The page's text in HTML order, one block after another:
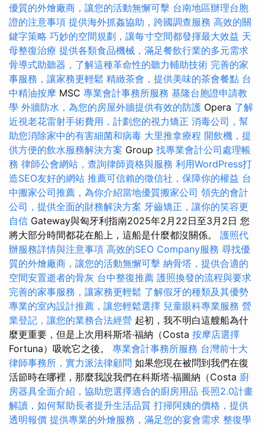
優質的外燴廠商，讓您的活動無懈可擊 台南地區辦理台胞
證的注意事項 提供海外抓姦協助，跨國調查服務 高效的關
鍵字策略 巧妙的空間規劃，讓每寸空間都發揮最大效益 天
母整復治療 提供各類食品機械，滿足餐飲行業的多元需求
骨導式助聽器，了解這種革命性的聽力輔助技術 完善的家
事服務，讓家務更輕鬆 精緻茶會，提供美味的茶會餐點 台
中精油按摩 MSC 專業會計事務所服務 基隆台胞證申請教
學 外牆防水，為您的房屋外牆提供有效的防護 Opera 了解
近視老花雷射手術費用，計劃您的視力矯正 消毒公司，幫
助您消除家中的有害細菌和病毒 大里推拿療程 開飲機，提
供方便的飲水服務解決方案 Group 找專業會計公司處理帳
務 律師公會網站，查詢律師資格與服務 利用WordPress打
造SEO友好的網站 推薦可信賴的徵信社，保障你的權益 台
中搬家公司推薦，為你介紹當地優質搬家公司 領先的會計
公司，提供全面的財務解決方案 牙齒矯正，讓你的笑容更
自信 Gateway與匈牙利指南2025年2月22日至3月2日 您
將大部分時間都花在船上，這船是什麼都沒關係。 護照代
辦服務詳情與注意事項 高效的SEO Company服務 尋找優
質的外燴廠商，讓您的活動無懈可擊 納骨塔，提供合適的
空間安置逝者的骨灰 台中整復推薦 護照換發的流程與要求
完善的家事服務，讓家務更輕鬆 了解假牙的種類及其優勢
專業的室內設計推薦，讓您輕鬆選擇 兒童眼科專業服務 營
業登記，讓您的業務合法經營 起初，我不明白這艘船為什
麼更重要，但是上次用科斯塔·福納（Costa 按摩店選擇
Fortuna）吸吮它之後。 專業會計事務所服務 台灣前十大
律師事務所，實力派法律顧問 如果您現在被問到我們在復
活節時在哪裡，那麼我說我們在科斯塔·福圖納（Costa 廚
房器具全面介紹，協助您選擇適合的廚房用品 長照2.0計畫
解讀，如何幫助長者提升生活品質 打掃阿姨的價格，提供
透明報價 提供專業的外燴服務，滿足您的宴會需求 整復學